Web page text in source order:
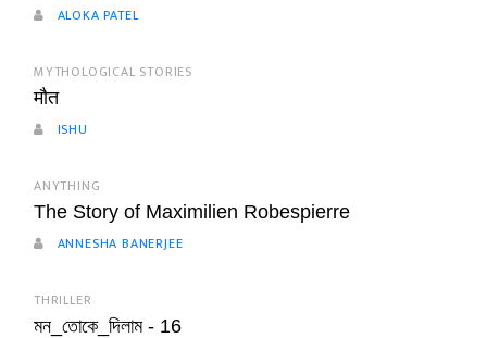
ALOKA PATEL
MYTHOLOGICAL STORIES
मौत
ISHU
ANYTHING
The Story of Maximilien Robespierre
ANNESHA BANERJEE
THRILLER
মন_তোকে_দিলাম - 16